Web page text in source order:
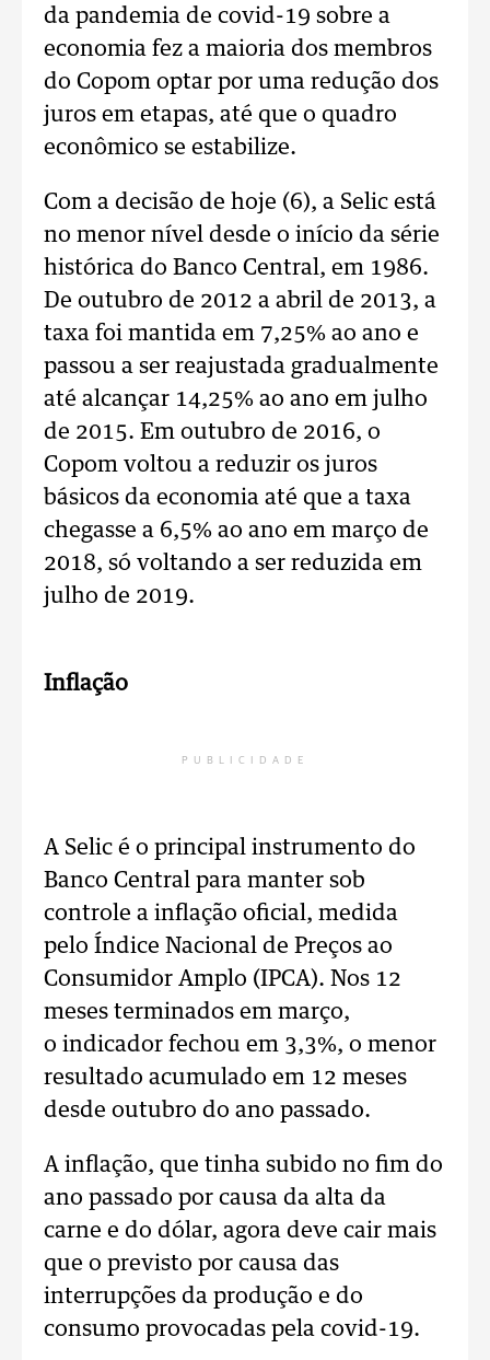
da pandemia de covid-19 sobre a
economia fez a maioria dos membros
do Copom optar por uma redução dos
juros em etapas, até que o quadro
econômico se estabilize.
Com a decisão de hoje (6), a Selic está
no menor nível desde o início da série
histórica do Banco Central, em 1986.
De outubro de 2012 a abril de 2013, a
taxa foi mantida em 7,25% ao ano e
passou a ser reajustada gradualmente
até alcançar 14,25% ao ano em julho
de 2015. Em outubro de 2016, o
Copom voltou a reduzir os juros
básicos da economia até que a taxa
chegasse a 6,5% ao ano em março de
2018, só voltando a ser reduzida em
julho de 2019.
Inflação
PUBLICIDADE
A Selic é o principal instrumento do
Banco Central para manter sob
controle a inflação oficial, medida
pelo Índice Nacional de Preços ao
Consumidor Amplo (IPCA). Nos 12
meses terminados em março,
o indicador fechou em 3,3%, o menor
resultado acumulado em 12 meses
desde outubro do ano passado.
A inflação, que tinha subido no fim do
ano passado por causa da alta da
carne e do dólar, agora deve cair mais
que o previsto por causa das
interrupções da produção e do
consumo provocadas pela covid-19.